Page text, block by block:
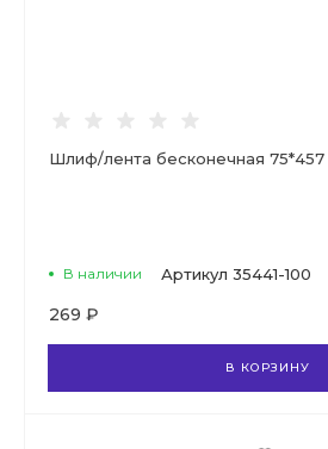
Шлиф/лента бесконечная 75*457
В наличии Артикул 35441-100
269 ₽
В КОРЗИНУ